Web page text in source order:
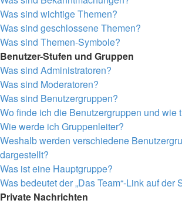
Was sind wichtige Themen?
Was sind geschlossene Themen?
Was sind Themen-Symbole?
Benutzer-Stufen und Gruppen
Was sind Administratoren?
Was sind Moderatoren?
Was sind Benutzergruppen?
Wo finde ich die Benutzergruppen und wie
Wie werde ich Gruppenleiter?
Weshalb werden verschiedene
dargestellt?
Was ist eine Hauptgruppe?
Was bedeutet der „Das Team“-Link auf der
Private Nachrichten